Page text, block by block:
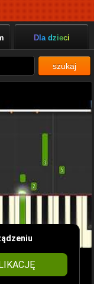
Dla dzieci
szukaj